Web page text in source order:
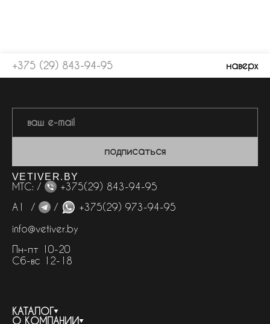
+375 (29) 843-94-95 наверх
подписаться
VETIVER.BY
МТС: /
+375(29) 843-94-95
А1 /
/
+375(29) 973-94-95
info@vetiver.by
Пн-пт 10-20
Сб-вс 12-18
КАТАЛОГ
О КОМПАНИИ